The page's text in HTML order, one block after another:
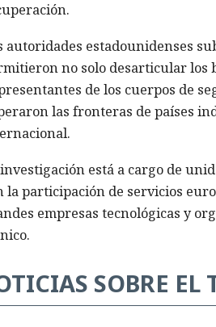
autoridades estadounidenses
no solo desarticular los
de los cuerpos de
las fronteras de países
está a cargo de
la participación de servicios
empresas tecnológicas y
SOBRE EL